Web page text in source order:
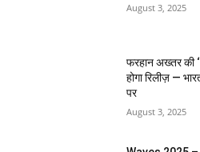
August 3, 2025
फरहान अख्तर की
होगा रिलीज़ —
पर
August 3, 2025